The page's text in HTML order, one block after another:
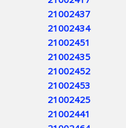
21002437
21002434
21002451
21002435
21002452
21002453
21002425
21002441